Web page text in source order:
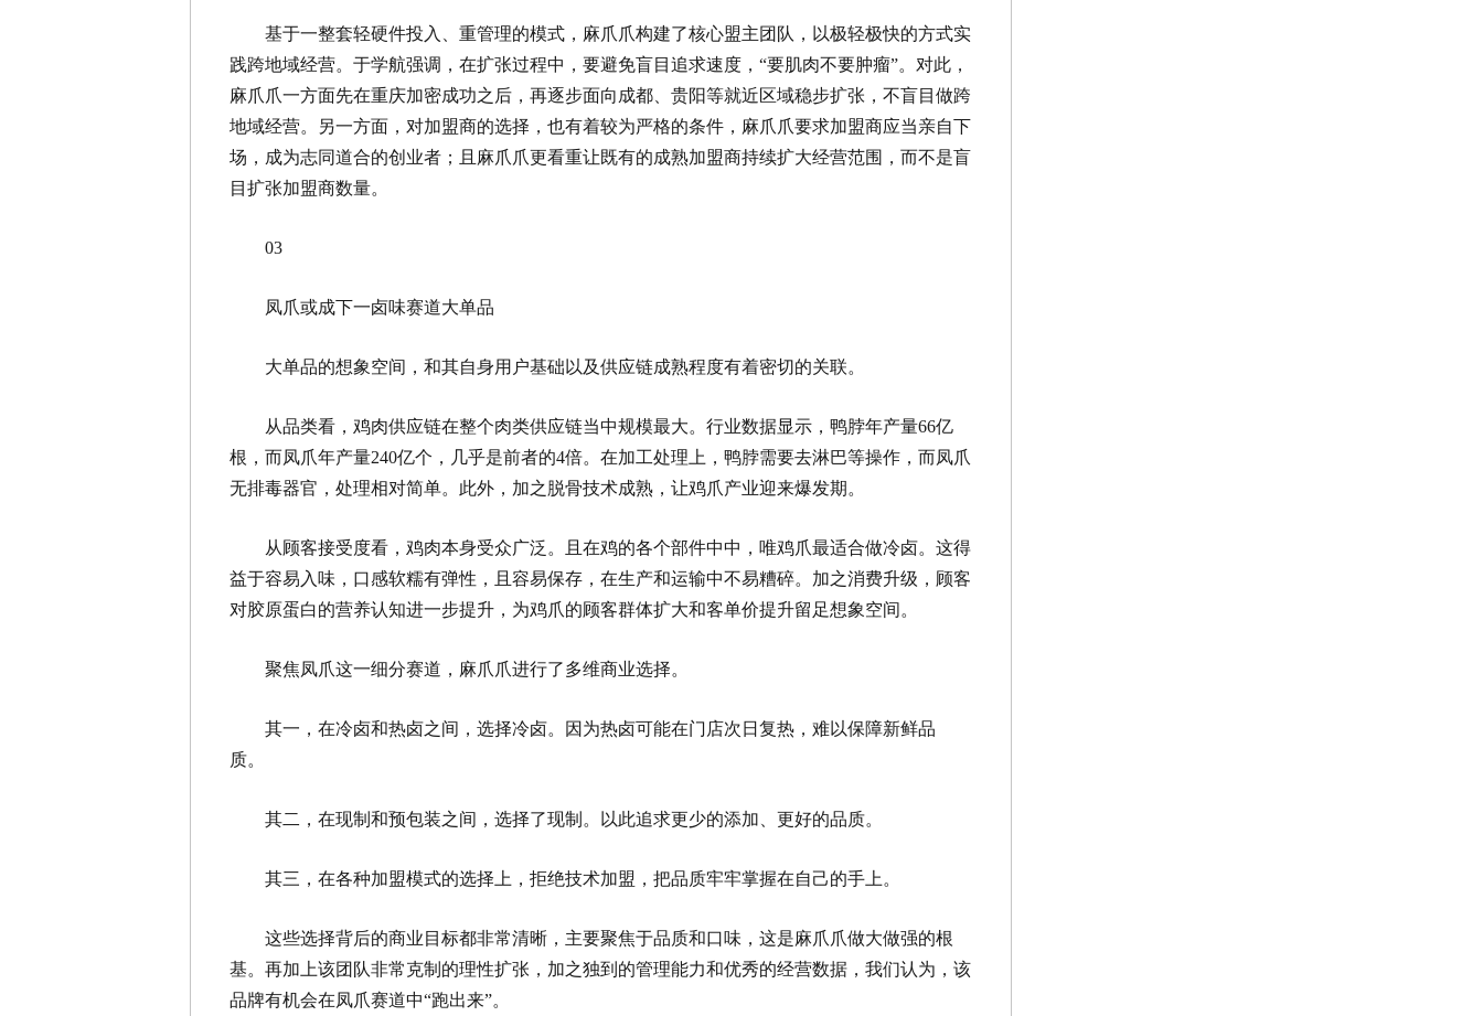
基于一整套轻硬件投入、重管理的模式，麻爪爪构建了核心盟主团队，以极轻极快的方式实
践跨地域经营。于学航强调，在扩张过程中，要避免盲目追求速度，“要肌肉不要肿瘤”。对此，
麻爪爪一方面先在重庆加密成功之后，再逐步面向成都、贵阳等就近区域稳步扩张，不盲目做跨
地域经营。另一方面，对加盟商的选择，也有着较为严格的条件，麻爪爪要求加盟商应当亲自下
场，成为志同道合的创业者；且麻爪爪更看重让既有的成熟加盟商持续扩大经营范围，而不是盲
目扩张加盟商数量。
03
凤爪或成下一卤味赛道大单品
大单品的想象空间，和其自身用户基础以及供应链成熟程度有着密切的关联。
从品类看，鸡肉供应链在整个肉类供应链当中规模最大。行业数据显示，鸭脖年产量66亿
根，而凤爪年产量240亿个，几乎是前者的4倍。在加工处理上，鸭脖需要去淋巴等操作，而凤爪
无排毒器官，处理相对简单。此外，加之脱骨技术成熟，让鸡爪产业迎来爆发期。
从顾客接受度看，鸡肉本身受众广泛。且在鸡的各个部件中中，唯鸡爪最适合做冷卤。这得
益于容易入味，口感软糯有弹性，且容易保存，在生产和运输中不易糟碎。加之消费升级，顾客
对胶原蛋白的营养认知进一步提升，为鸡爪的顾客群体扩大和客单价提升留足想象空间。
聚焦凤爪这一细分赛道，麻爪爪进行了多维商业选择。
其一，在冷卤和热卤之间，选择冷卤。因为热卤可能在门店次日复热，难以保障新鲜品
质。
其二，在现制和预包装之间，选择了现制。以此追求更少的添加、更好的品质。
其三，在各种加盟模式的选择上，拒绝技术加盟，把品质牢牢掌握在自己的手上。
这些选择背后的商业目标都非常清晰，主要聚焦于品质和口味，这是麻爪爪做大做强的根
基。再加上该团队非常克制的理性扩张，加之独到的管理能力和优秀的经营数据，我们认为，该
品牌有机会在凤爪赛道中“跑出来”。